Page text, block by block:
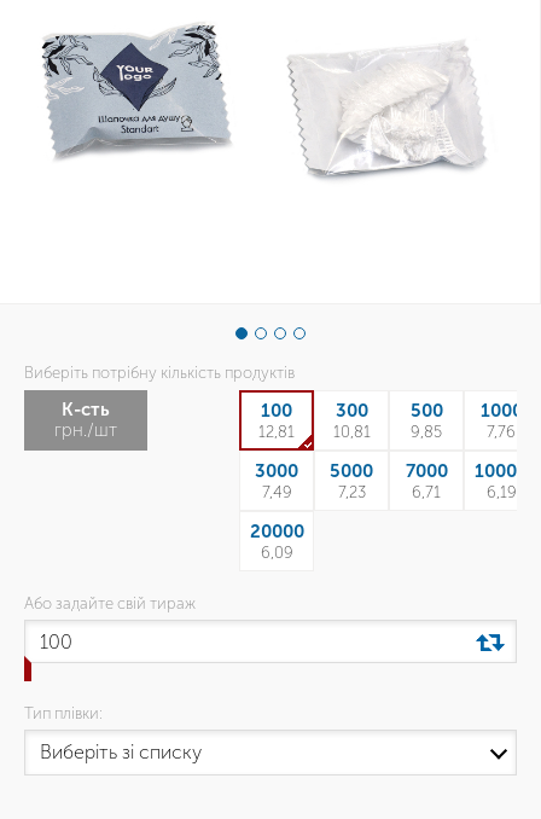
Виберіть потрібну кількість продуктів
К-сть
грн./шт
100
12,81
300
10,81
500
9,85
1000
7,76
3000
7,49
5000
7,23
7000
6,71
10000
6,19
20000
6,09
Або задайте свій тираж
Тип плівки: